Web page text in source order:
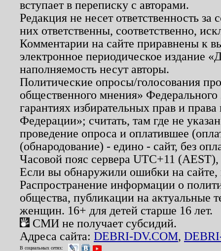
вступает в переписку с авторами.
Редакция не несет ответственность
них ответственны, соответственно,
Комментарии на сайте приравнены к
электронное периодическое издание
наполняемость несут авторы.
Политические опросы/голосования
общественного мнения»
гарантиях избирательных прав и
Федерации»; считать, там где не
проведение опроса и оплатившее
(обнародование) - едино - сайт, без
Часовой пояс сервера UTC+11
Если вы обнаружили ошибки на
Распространение информации о
общества, публикации на актуальные
женщин. 16+ для детей старше 16 лет.
СМИ не получает субсидий.
Адреса сайта: DEBRI-DV.COM,
В социальных сетях: